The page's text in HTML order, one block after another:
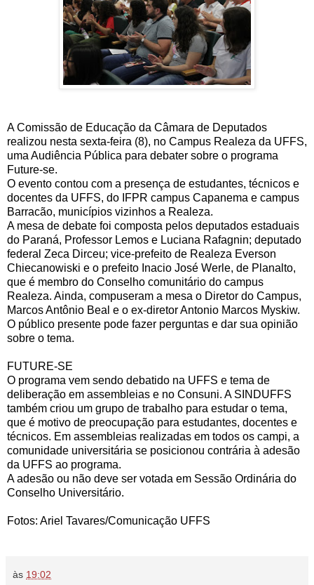
A Comissão de Educação da Câmara de Deputados
realizou nesta sexta-feira (8), no Campus Realeza da UFFS,
uma Audiência Pública para debater sobre o programa
Future-se.
O evento contou com a presença de estudantes, técnicos e
docentes da UFFS, do IFPR campus Capanema e campus
Barracão, municípios vizinhos a Realeza.
A mesa de debate foi composta pelos deputados estaduais
do Paraná, Professor Lemos e Luciana Rafagnin; deputado
federal Zeca Dirceu; vice-prefeito de Realeza Everson
Chiecanowiski e o prefeito Inacio José Werle, de Planalto,
que é membro do Conselho comunitário do campus
Realeza. Ainda, compuseram a mesa o Diretor do Campus,
Marcos Antônio Beal e o ex-diretor Antonio Marcos Myskiw.
O público presente pode fazer perguntas e dar sua opinião
sobre o tema.
FUTURE-SE
O programa vem sendo debatido na UFFS e tema de
deliberação em assembleias e no Consuni. A SINDUFFS
também criou um grupo de trabalho para estudar o tema,
que é motivo de preocupação para estudantes, docentes e
técnicos. Em assembleias realizadas em todos os campi, a
comunidade universitária se posicionou contrária à adesão
da UFFS ao programa.
A adesão ou não deve ser votada em Sessão Ordinária do
Conselho Universitário.
Fotos: Ariel Tavares/Comunicação UFFS
às 19:02